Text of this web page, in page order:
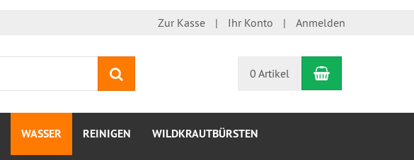
Zur Kasse Ihr Konto Anmelden
0 Artikel Warenkorb
WASSER REINIGEN WILDKRAUTBÜRSTEN